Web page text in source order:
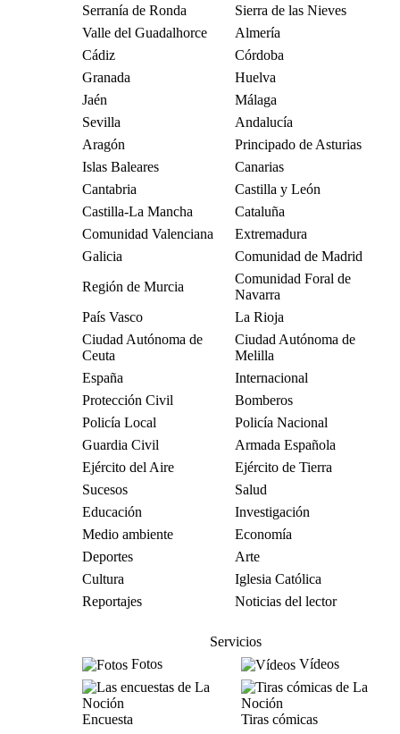
Serranía de Ronda
Sierra de las Nieves
Valle del Guadalhorce
Almería
Cádiz
Córdoba
Granada
Huelva
Jaén
Málaga
Sevilla
Andalucía
Aragón
Principado de Asturias
Islas Baleares
Canarias
Cantabria
Castilla y León
Castilla-La Mancha
Cataluña
Comunidad Valenciana
Extremadura
Galicia
Comunidad de Madrid
Región de Murcia
Comunidad Foral de
Navarra
País Vasco
La Rioja
Ciudad Autónoma de
Ceuta
Ciudad Autónoma de
Melilla
España
Internacional
Protección Civil
Bomberos
Policía Local
Policía Nacional
Guardia Civil
Armada Española
Ejército del Aire
Ejército de Tierra
Sucesos
Salud
Educación
Investigación
Medio ambiente
Economía
Deportes
Arte
Cultura
Iglesia Católica
Reportajes
Noticias del lector
Servicios
Fotos
Vídeos
Encuesta Tiras cómicas